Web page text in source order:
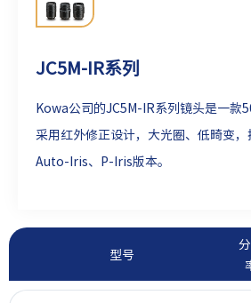
JC5M-IR系列
Kowa公司的JC5M-IR系列镜头是一款
采用红外修正设计，大光圈、低畸变
Auto-Iris、P-Iris版本。
型号